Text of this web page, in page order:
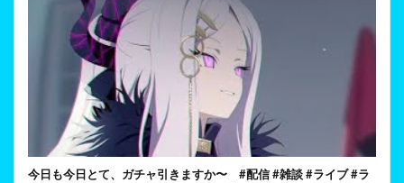
今日も今日とて、ガチャ引きますか〜 #配信 #雑談 #ライブ #ラ